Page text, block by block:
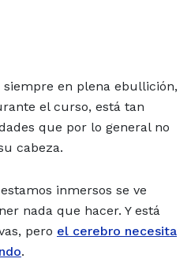
en plena ebullición,
el curso, está tan
que por lo general no
cabeza.
inmersos se ve
nada que hacer. Y está
pero el cerebro necesita
.